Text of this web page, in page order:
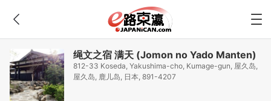
绳文之宿 满天 (Jomon no Yado Manten)
812-33 Koseda, Yakushima-cho, Kumage-gun, 屋久岛,
屋久岛, 鹿儿岛, 日本, 891-4207